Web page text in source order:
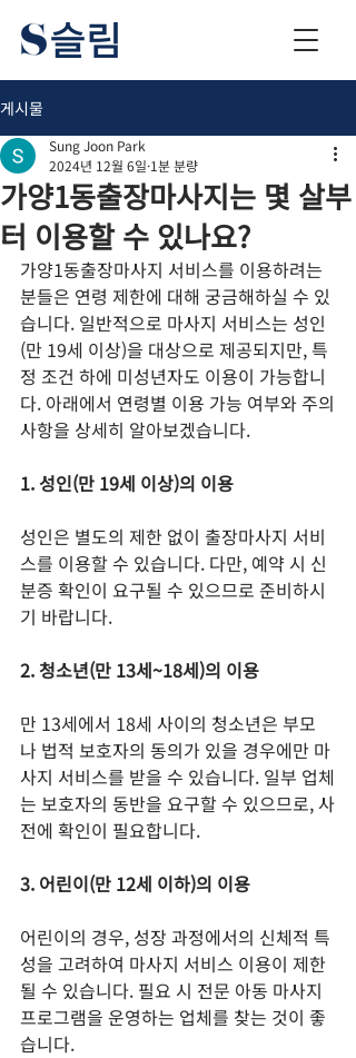
게시물
가양1동출장마사지는 몇 살부
터 이용할 수 있나요?
Sung Joon Park
2024년 12월 6일 1분 분량
가양1동출장마사지 서비스를 이용하려는
분들은 연령 제한에 대해 궁금해하실 수 있
습니다. 일반적으로 마사지 서비스는 성인
(만 19세 이상)을 대상으로 제공되지만, 특
정 조건 하에 미성년자도 이용이 가능합니
다. 아래에서 연령별 이용 가능 여부와 주의
사항을 상세히 알아보겠습니다.
1. 성인(만 19세 이상)의 이용
성인은 별도의 제한 없이 출장마사지 서비
스를 이용할 수 있습니다. 다만, 예약 시 신
분증 확인이 요구될 수 있으므로 준비하시
기 바랍니다.
2. 청소년(만 13세~18세)의 이용
만 13세에서 18세 사이의 청소년은 부모
나 법적 보호자의 동의가 있을 경우에만 마
사지 서비스를 받을 수 있습니다. 일부 업체
는 보호자의 동반을 요구할 수 있으므로, 사
전에 확인이 필요합니다.
3. 어린이(만 12세 이하)의 이용
어린이의 경우, 성장 과정에서의 신체적 특
성을 고려하여 마사지 서비스 이용이 제한
될 수 있습니다. 필요 시 전문 아동 마사지
프로그램을 운영하는 업체를 찾는 것이 좋
습니다.